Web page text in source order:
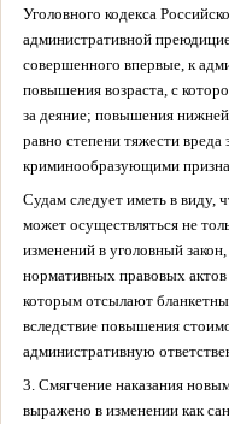
Уголовного кодекса
административной
совершенного впервые, к
повышения возраста, с
за деяние; повышения
равно степени тяжести
криминообразующими
Судам следует иметь в виду,
может осуществляться не
изменений в уголовный
нормативных правовых
которым отсылают
вследствие повышения
административную
3. Смягчение наказания
выражено в изменении как